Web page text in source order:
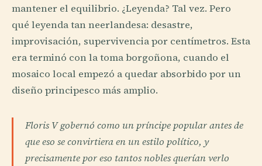
mantener el equilibrio. ¿Leyenda? Tal vez. Pero
qué leyenda tan neerlandesa: desastre,
improvisación, supervivencia por centímetros. Esta
era terminó con la toma borgoñona, cuando el
mosaico local empezó a quedar absorbido por un
diseño principesco más amplio.
Floris V gobernó como un príncipe popular antes de
que eso se convirtiera en un estilo político, y
precisamente por eso tantos nobles querían verlo